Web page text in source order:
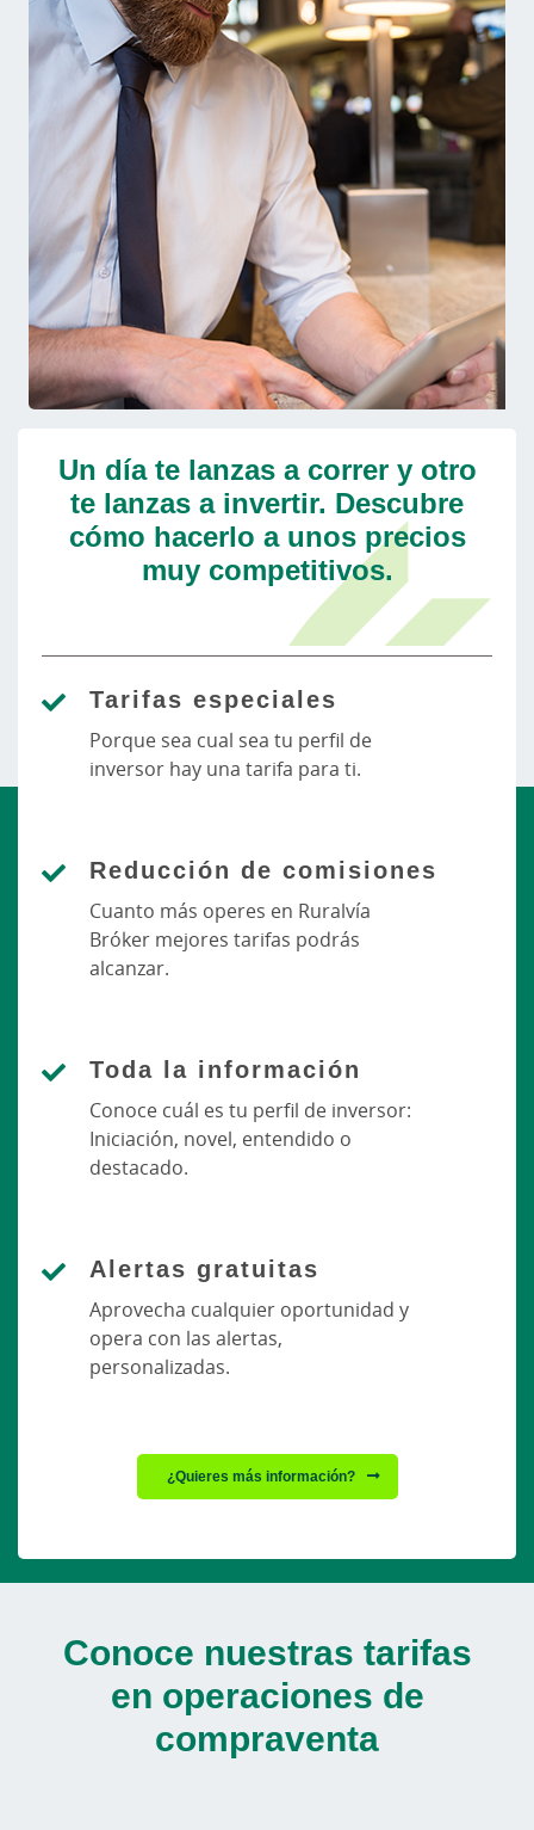
Un día te lanzas a correr y otro
te lanzas a invertir. Descubre
cómo hacerlo a unos precios
muy competitivos.
Tarifas especiales
Porque sea cual sea tu perfil de
inversor hay una tarifa para ti.
Reducción de comisiones
Cuanto más operes en Ruralvía
Bróker mejores tarifas podrás
alcanzar.
Toda la información
Conoce cuál es tu perfil de inversor:
Iniciación, novel, entendido o
destacado.
Alertas gratuitas
Aprovecha cualquier oportunidad y
opera con las alertas,
personalizadas.
¿Quieres más información?
Conoce nuestras tarifas
en operaciones de
compraventa